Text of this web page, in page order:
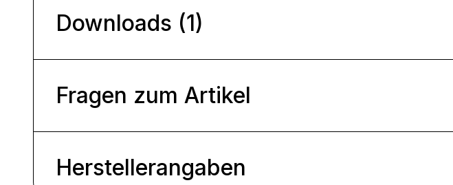
Downloads (1)
Fragen zum Artikel
Herstellerangaben